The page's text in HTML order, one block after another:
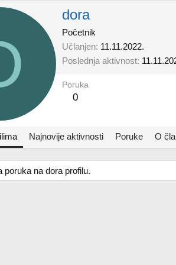
dora
Početnik
Učlanjen 11.11.2022.
Poslednja aktivnost
Poruka
0
Najnovije aktivnosti Poruke O
poruka na dora profilu.